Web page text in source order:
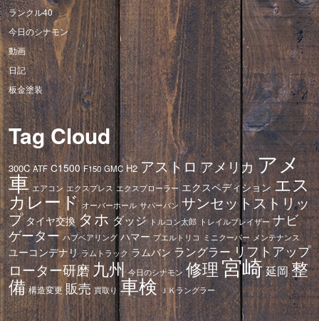
ランクル40
今日のシナモン
動画
日記
板金塗装
Tag Cloud
300C ATF C1500 F150 GMC H2 アストロ アメリカ アメ
車 エアコン エクスプレス エクスプローラー エクスペディション エス
カレード オーバーホール サバーバン サンセットストリッ
プ タイヤ交換 タホ ダッジ トルコン太郎 トレイルブレイザー ナビ
ゲーター ハブベアリング ハマー プエルトリコ ミニクーパー メンテナンス
ユーコンデナリ ラムトラック ラムバン ラングラー リフトアップ
ローター研磨九州 今日のシナモン 修理宮崎延岡整
備 構造変更 販売 買取り 車検 ＪＫラングラー